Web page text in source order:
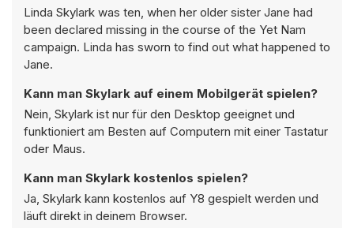
Linda Skylark was ten, when her older sister Jane had
been declared missing in the course of the Yet Nam
campaign. Linda has sworn to find out what happened to
Jane.
Kann man Skylark auf einem Mobilgerät spielen?
Nein, Skylark ist nur für den Desktop geeignet und
funktioniert am Besten auf Computern mit einer Tastatur
oder Maus.
Kann man Skylark kostenlos spielen?
Ja, Skylark kann kostenlos auf Y8 gespielt werden und
läuft direkt in deinem Browser.